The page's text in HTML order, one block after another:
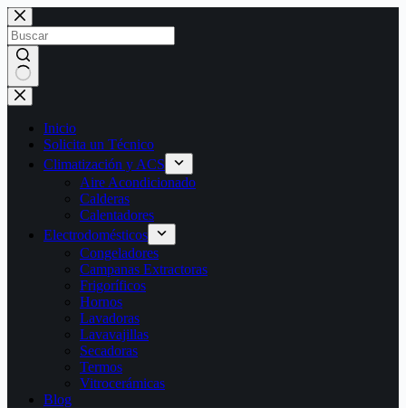
Saltar
al
contenido
Sin
resultados
Inicio
Solicita un Técnico
Climatización y ACS
Aire Acondicionado
Calderas
Calentadores
Electrodomésticos
Congeladores
Campanas Extractoras
Frigoríficos
Hornos
Lavadoras
Lavavajillas
Secadoras
Termos
Vitrocerámicas
Blog